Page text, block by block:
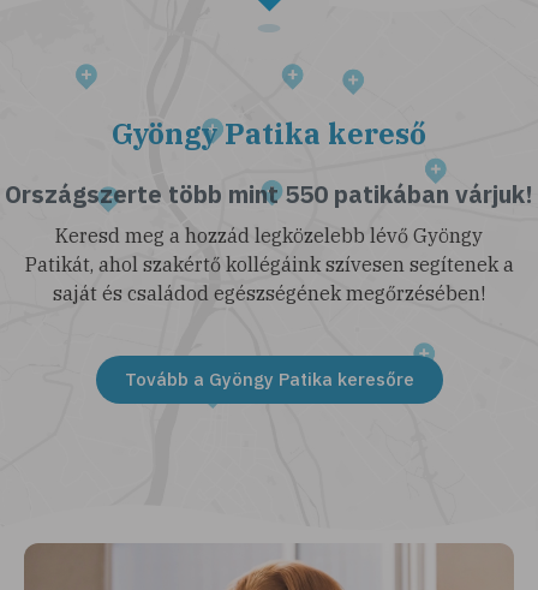
Gyöngy Patika kereső
Országszerte több mint 550 patikában várjuk!
Keresd meg a hozzád legközelebb lévő Gyöngy
Patikát, ahol szakértő kollégáink szívesen segítenek a
saját és családod egészségének megőrzésében!
Tovább a Gyöngy Patika keresőre